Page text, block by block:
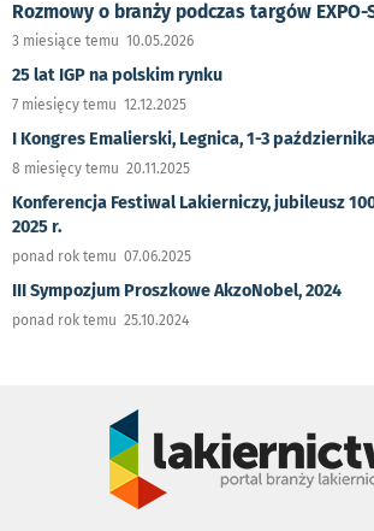
Rozmowy o branży podczas targów EXPO-
3 miesiące temu 10.05.2026
25 lat IGP na polskim rynku
7 miesięcy temu 12.12.2025
I Kongres Emalierski, Legnica, 1-3
8 miesięcy temu 20.11.2025
Konferencja Festiwal Lakierniczy, jubileusz
2025 r.
ponad rok temu 07.06.2025
III Sympozjum Proszkowe AkzoNobel, 2024
ponad rok temu 25.10.2024